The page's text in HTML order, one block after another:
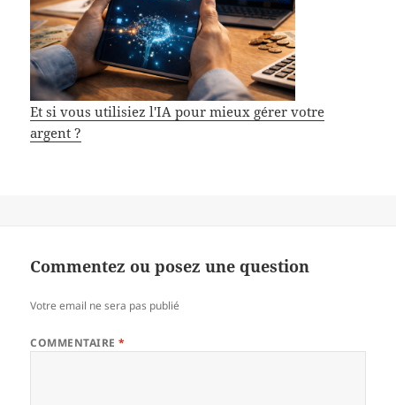
Et si vous utilisiez l'IA pour mieux gérer votre
argent ?
Commentez ou posez une question
Votre email ne sera pas publié
COMMENTAIRE*